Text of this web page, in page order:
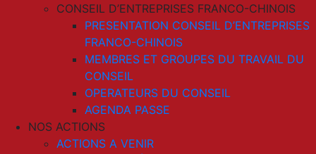
CONSEIL D’ENTREPRISES FRANCO-CHINOIS
PRESENTATION CONSEIL D’ENTREPRISES
FRANCO-CHINOIS
MEMBRES ET GROUPES DU TRAVAIL DU
CONSEIL
OPERATEURS DU CONSEIL
AGENDA PASSE
NOS ACTIONS
ACTIONS A VENIR